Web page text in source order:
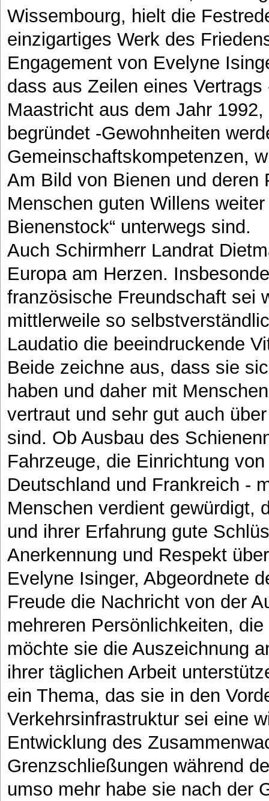
Wissembourg, hielt die
einzigartiges Werk des
Engagement von Evelyne
dass aus Zeilen eines
Maastricht aus dem Jahr
begründet -Gewohnheiten
Gemeinschaftskompetenzen,
Am Bild von Bienen und deren
Menschen guten Willens
Bienenstock“ unterwegs sind.
Auch Schirmherr Landrat
Europa am Herzen.
französische Freundschaft sei
mittlerweile so
Laudatio die beeindruckende
Beide zeichne aus, dass sie
haben und daher mit
vertraut und sehr gut auch
sind. Ob Ausbau des
Fahrzeuge, die Einrichtung
Deutschland und Frankreich -
Menschen verdient gewürdigt,
und ihrer Erfahrung gute
Anerkennung und Respekt
Evelyne Isinger, Abgeordnete
Freude die Nachricht von der
mehreren Persönlichkeiten,
möchte sie die Auszeichnung
ihrer täglichen Arbeit
ein Thema, das sie in den
Verkehrsinfrastruktur sei eine
Entwicklung des
Grenzschließungen während
umso mehr habe sie nach der